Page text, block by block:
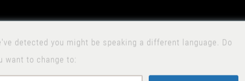
BLOG
detected you might be speaking a different language. Do
want to change to: